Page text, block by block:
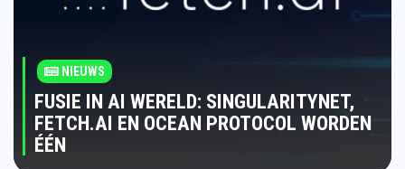
NIEUWS
FUSIE IN AI WERELD: SINGULARITYNET,
FETCH.AI EN OCEAN PROTOCOL WORDEN
ÉÉN